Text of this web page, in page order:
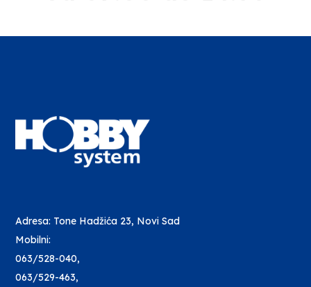
Adresa: Tone Hadžića 23, Novi Sad
Mobilni:
063/528-040,
063/529-463,